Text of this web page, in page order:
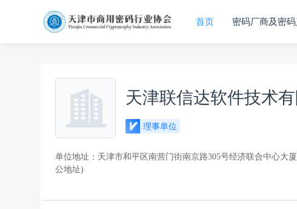
已签到 首页 密码厂商及密
天津联信达软件技术
理事单位
单位地址：天津市和平区南营门街南京路305号经济联合中心大
公地址)